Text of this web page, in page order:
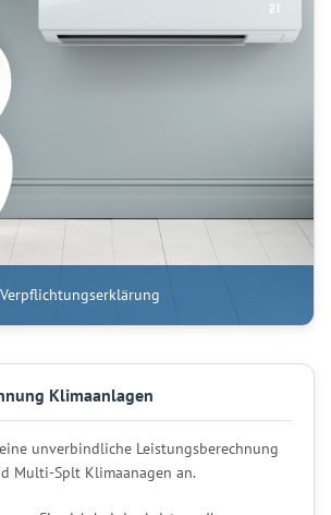
Klimaanlagen
unverbindliche Leistungsberechnung
Multi-Splt Klimaanagen an.